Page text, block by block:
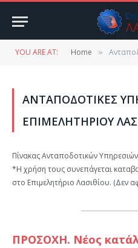
YOU ARE AT: Home »
ΑΝΤΑΠΟΔΟΤΙΚΈΣ
ΕΠΙΜΕΛΗΤΗΡΊΟΥ
Πίνακας Ανταποδοτικών
*Η χρήση τους συνεπάγεται
στο Επιμελητήριο Λασιθίου. (Δεν
ΠΡΟΣΟΧΗ. Νέος